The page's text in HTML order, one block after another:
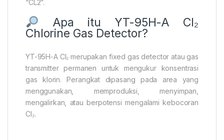
“CL2”.
Apa itu YT-95H-A Cl₂
Chlorine Gas Detector?
YT-95H-A Cl₂ merupakan fixed gas detector atau gas
transmitter permanen untuk mengukur konsentrasi
gas klorin. Perangkat dipasang pada area yang
menggunakan, memproduksi, menyimpan,
mengalirkan, atau berpotensi mengalami kebocoran
Cl₂.